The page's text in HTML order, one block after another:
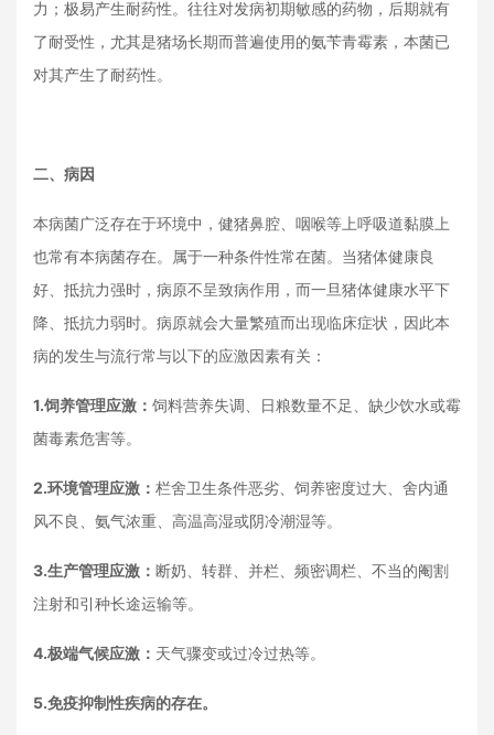
力；极易产生耐药性。往往对发病初期敏感的药物，后期就有
了耐受性，尤其是猪场长期而普遍使用的氨苄青霉素，本菌已
对其产生了耐药性。
二、病因
本病菌广泛存在于环境中，健猪鼻腔、咽喉等上呼吸道黏膜上
也常有本病菌存在。
属于一种条件性常在菌。当猪体健康良
好、抵抗力强时，病原不呈致病作用，而一旦猪体健康水平下
降、抵抗力弱时。病原就会大量繁殖而出现临床症状， 因此本
病的发生与流行常与以下的应激因素有关：
1.饲养管理应激： 饲料营养失调、日粮数量不足、缺少饮水或霉
菌毒素危害等。
2.环境管理应激： 栏舍卫生条件恶劣、饲养密度过大、舍内通
风不良、氨气浓重、高温高湿或阴冷潮湿等。
3.生产管理应激： 断奶、转群、并栏、频密调栏、不当的阉割
注射和引种长途运输等。
4.极端气候应激： 天气骤变或过冷过热等。
5.免疫抑制性疾病的存在。